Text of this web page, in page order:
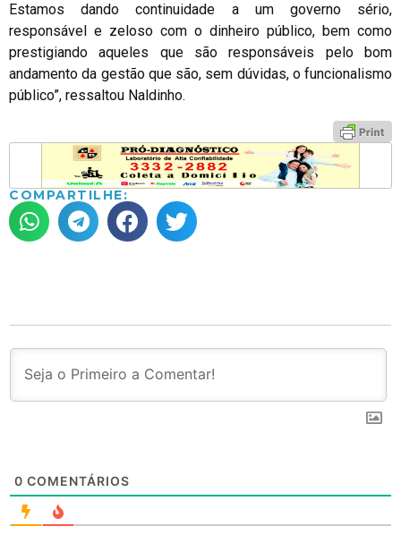
Estamos dando continuidade a um governo sério,
responsável e zeloso com o dinheiro público, bem como
prestigiando aqueles que são responsáveis pelo bom
andamento da gestão que são, sem dúvidas, o funcionalismo
público”, ressaltou Naldinho.
COMPARTILHE:
0 COMENTÁRIOS